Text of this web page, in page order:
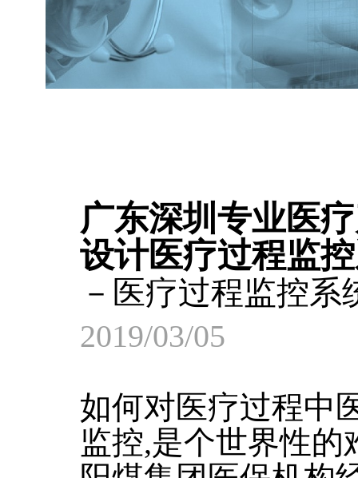
广东深圳专业医
设计医疗过程监
－医疗过程监控
2019/03/05
如何对医疗过程中
监控,是个世界性的